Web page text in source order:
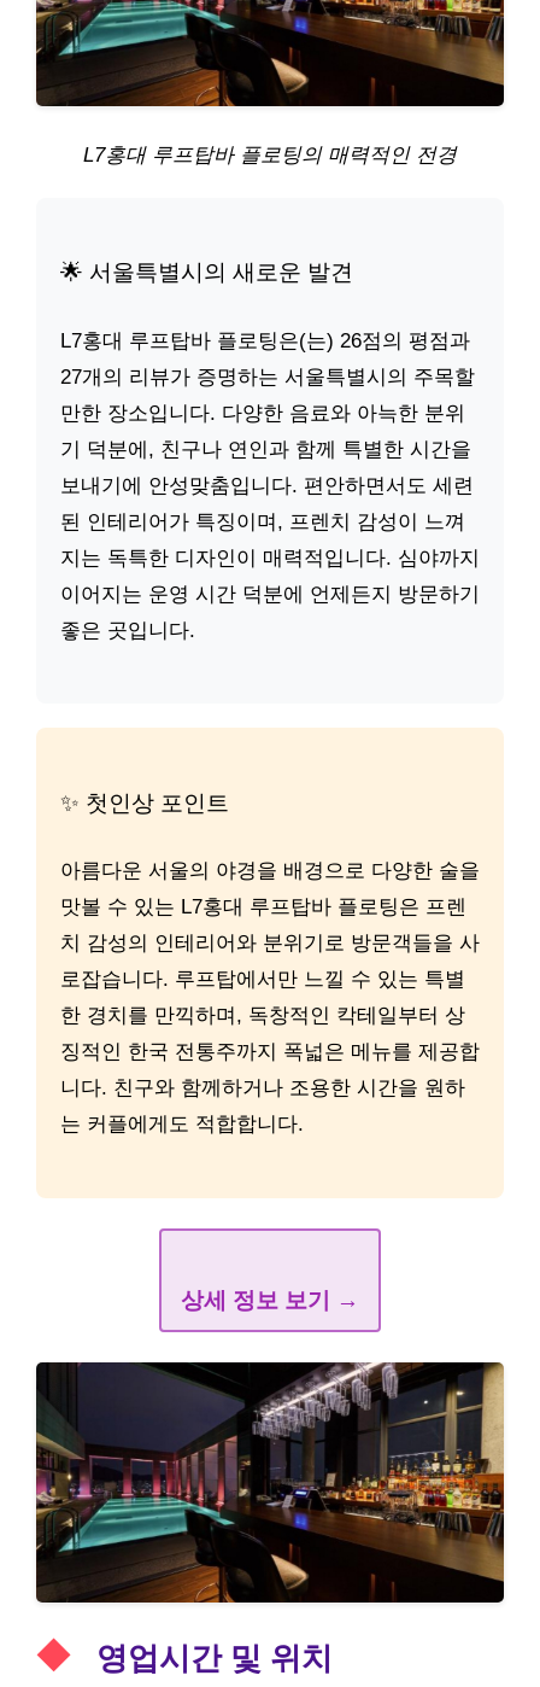
L7홍대 루프탑바 플로팅의 매력적인 전경
🌟 서울특별시의 새로운 발견
L7홍대 루프탑바 플로팅은(는) 26점의 평점과
27개의 리뷰가 증명하는 서울특별시의 주목할
만한 장소입니다. 다양한 음료와 아늑한 분위
기 덕분에, 친구나 연인과 함께 특별한 시간을
보내기에 안성맞춤입니다. 편안하면서도 세련
된 인테리어가 특징이며, 프렌치 감성이 느껴
지는 독특한 디자인이 매력적입니다. 심야까지
이어지는 운영 시간 덕분에 언제든지 방문하기
좋은 곳입니다.
✨ 첫인상 포인트
아름다운 서울의 야경을 배경으로 다양한 술을
맛볼 수 있는 L7홍대 루프탑바 플로팅은 프렌
치 감성의 인테리어와 분위기로 방문객들을 사
로잡습니다. 루프탑에서만 느낄 수 있는 특별
한 경치를 만끽하며, 독창적인 칵테일부터 상
징적인 한국 전통주까지 폭넓은 메뉴를 제공합
니다. 친구와 함께하거나 조용한 시간을 원하
는 커플에게도 적합합니다.
상세 정보 보기 →
영업시간 및 위치